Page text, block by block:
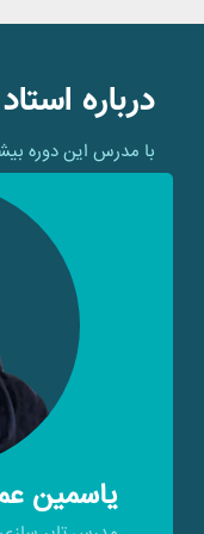
درباره استاد
با مدرس این دوره
یاسمین